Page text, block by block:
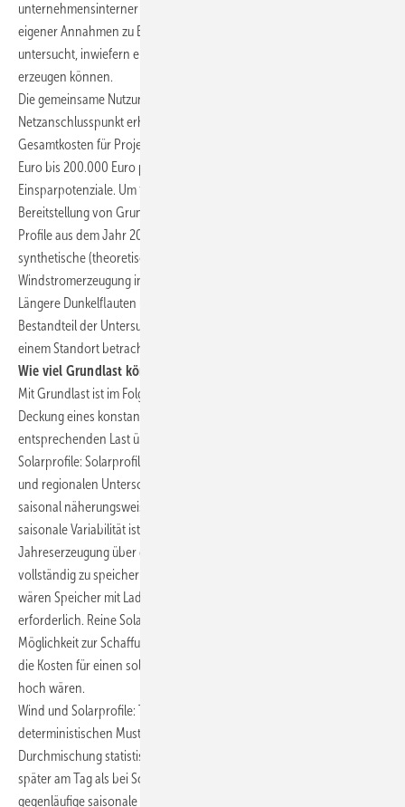
unternehmensinterner Wind- und PV-Erzeugungsprofile sowie
eigener Annahmen zu Batteriekosten und Technologieentwicklung
untersucht, inwiefern erneuerbare Energien Grundlastprofile
erzeugen können.
Die gemeinsame Nutzung von Erzeugung und Speicherung an einem
Netzanschlusspunkt erhöht dessen Auslastung und senkt die
Gesamtkosten für Projektierer. Bei Netzanschlusskosten von 70.000
Euro bis 200.000 Euro pro MW ergeben sich erhebliche
Einsparpotenziale. Um festzustellen inwieweit Hybridprojekte zur
Bereitstellung von Grundlastprofilen beitragen können, wurden
Profile aus dem Jahr 2010 von einem konkreten Projektbeispiel und
synthetische (theoretische) Profile für Solar- und
Windstromerzeugung in Deutschland verwendet und kombiniert.
Längere Dunkelflauten und deren Häufigkeit sind dabei nicht
Bestandteil der Untersuchung, da nur ein einzelnes Wetterjahr an
einem Standort betrachtet wird.
Wie viel Grundlast können erneuerbare Energien liefern?
Mit Grundlast ist im Folgenden die Bereitstellung einer Leistung zur
Deckung eines konstanten bzw. minimalen Strombedarfs bzw. einer
entsprechenden Last über einen definierten Zeitraum gemeint. Reine
Solarprofile: Solarprofile unterliegen wetterbedingten Schwankungen
und regionalen Unterschieden, lassen sich jedoch tageszeitlich und
saisonal näherungsweise durch Sinuskurven beschreiben. Die
saisonale Variabilität ist so ausgeprägt, dass rund ein Drittel der
Jahreserzeugung über der mittleren Last liegt. Um diese Energie
vollständig zu speichern und eine Jahresgrundlastprofil zu erzeugen,
wären Speicher mit Lade und Entladezeiten von drei bis vier Monaten
erforderlich. Reine Solarprofile wurden daher nicht weiter als
Möglichkeit zur Schaffung von Jahresgrundlastprofilen betrachtet, da
die Kosten für einen solchen Speicher auf Li-Ionen Basis schlicht zu
hoch wären.
Wind und Solarprofile: Tageswindprofile folgen zwar keinem strikt
deterministischen Muster, zeigen jedoch infolge thermischer
Durchmischung statistische Tagesgänge – mit einem Maximum meist
später am Tag als bei Solarenergie. Vorteilhaft ist vor allem die
gegenläufige saisonale Korrelation von Wind und Solarerzeugung,